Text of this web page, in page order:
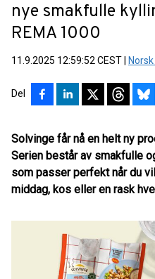
nye smakfulle
REMA 1000
11.9.2025 12:59:52 CEST
Del
Solvinge får nå en helt ny
Serien består av smakfulle
som passer perfekt når du
middag, kos eller en rask